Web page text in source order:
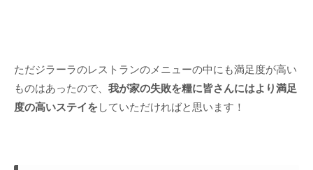
ただジラーラのレストランのメニューの中にも満足度が高い
ものはあったので、 我が家の失敗を糧に皆さんにはより満足
度の高いステイを していただければと思います！